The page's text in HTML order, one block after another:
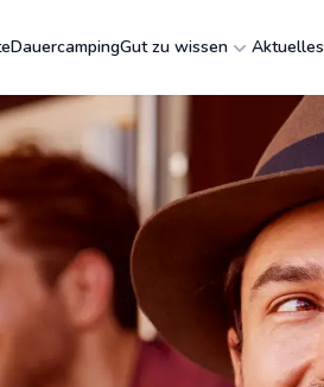
DauercampingGut zu wissen Aktuelles